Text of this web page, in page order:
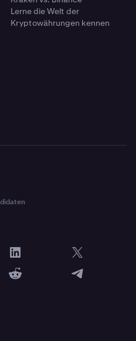
Lerne die Welt der
Kryptowährungen kennen